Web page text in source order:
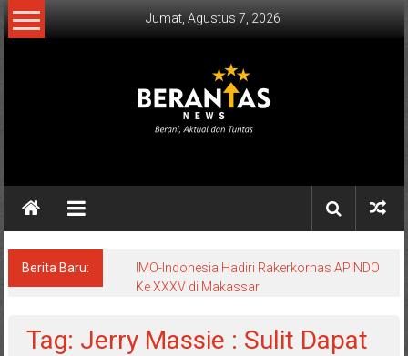
Lompat
ke
Jumat, Agustus 7, 2026
NEWS
Aktual
Tuntas.
Berita Baru:
IMO-Indonesia Hadiri Rakerkornas APINDO
Ke XXXV di Makassar
Tag: Jerry Massie : Sulit Dapat